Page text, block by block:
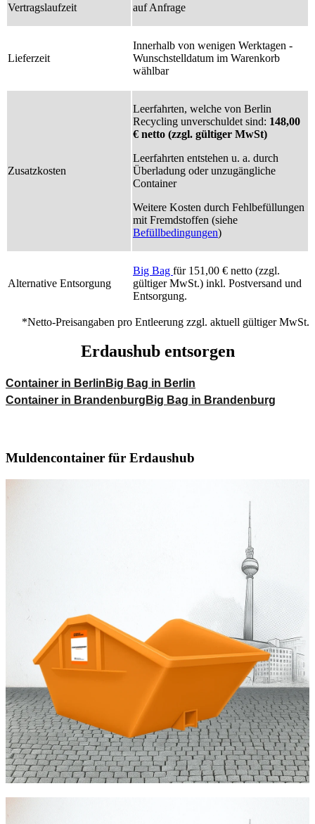
Vertragslaufzeit auf Anfrage
Lieferzeit
Innerhalb von wenigen Werktagen -
Wunschstelldatum im Warenkorb
wählbar
Zusatzkosten
Leerfahrten, welche von Berlin
Recycling unverschuldet sind: 148,00
€ netto (zzgl. gültiger MwSt)
Leerfahrten entstehen u. a. durch
Überladung oder unzugängliche
Container
Weitere Kosten durch Fehlbefüllungen
mit Fremdstoffen (siehe
Befüllbedingungen)
Alternative Entsorgung
Big Bag für 151,00 € netto (zzgl.
gültiger MwSt.) inkl. Postversand und
Entsorgung.
*Netto-Preisangaben pro Entleerung zzgl. aktuell gültiger MwSt.
Erdaushub entsorgen
Container in Berlin Big Bag in Berlin
Container in Brandenburg Big Bag in Brandenburg
Muldencontainer für Erdaushub